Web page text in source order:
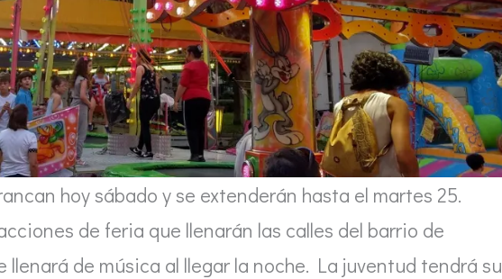
hoy sábado y se extenderán hasta el martes 25.
de feria que llenarán las calles del barrio de
llenará de música al llegar la noche. La juventud tendrá su